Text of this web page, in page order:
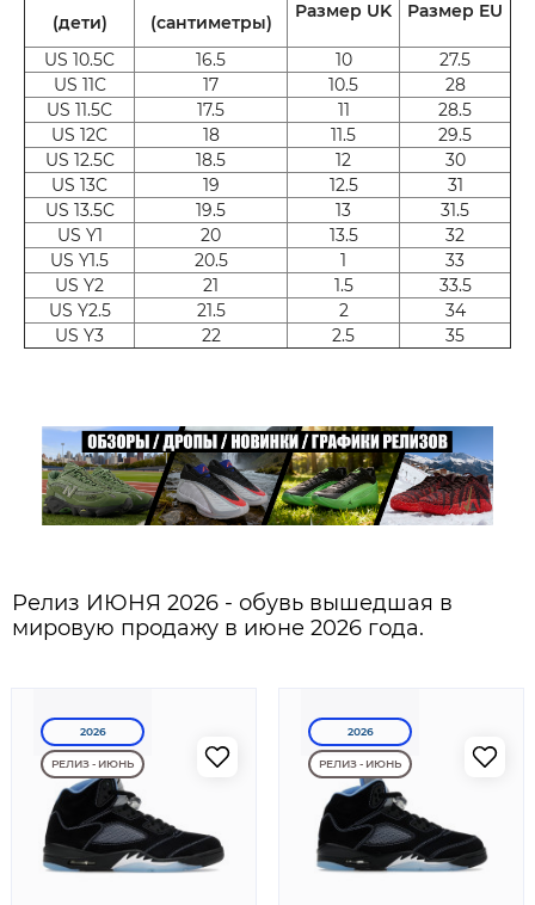
(дети) (сантиметры)
Размер UK Размер EU
US 10.5C 16.5 10
27.5
US 11C
17 10.5
28
US 11.5C
17.5 11
28.5
US 12C
18 11.5
29.5
US 12.5C
18.5 12
30
US 13C
19 12.5
31
US 13.5C
19.5 13
31.5
US Y1
20 13.5
32
US Y1.5
20.5 1
33
US Y2
21 1.5
33.5
US Y2.5
21.5 2
34
US Y3
22 2.5 35
Релиз ИЮНЯ 2026 - обувь вышедшая в
мировую продажу в июне 2026 года.
2026
РЕЛИЗ - ИЮНЬ
2026
РЕЛИЗ - ИЮНЬ